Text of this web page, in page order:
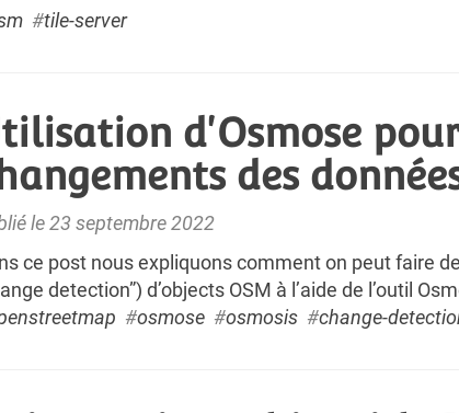
#tile-server
d'Osmose
des
le 23 septembre 2022
ce post nous expliquons comment on peut faire
detection”) d’objects OSM à l’aide de l’outil
#osmose #osmosis #change-